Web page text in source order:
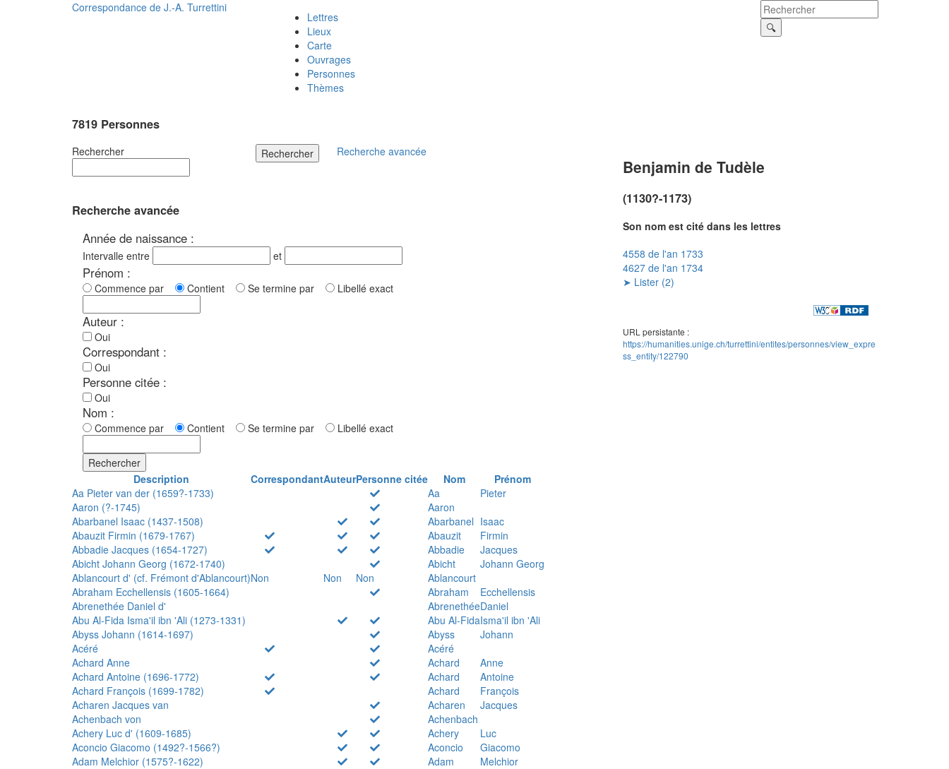
Correspondance de J.-A. Turrettini
Lettres
Lieux
Carte
Ouvrages
Personnes
Thèmes
7819 Personnes
Rechercher Rechercher Recherche avancée
Recherche avancée
Année de naissance :
Intervalle entre et
Prénom :
Commence par Contient Se termine par Libellé exact
Auteur :
Oui
Correspondant :
Oui
Personne citée :
Oui
Nom :
Commence par Contient Se termine par Libellé exact
Rechercher
Description
CorrespondantAuteurPersonne citée Nom
Prénom
Aa Pieter van der (1659?-1733)
Aa
Pieter
Aaron (?-1745)
Aaron
Abarbanel Isaac (1437-1508)
Abarbanel Isaac
Abauzit Firmin (1679-1767)
Abauzit
Firmin
Abbadie Jacques (1654-1727)
Abbadie
Jacques
Abicht Johann Georg (1672-1740)
Abicht
Johann Georg
Ablancourt d' (cf. Frémont d'Ablancourt)Non Non Non
Ablancourt
Abraham Ecchellensis (1605-1664)
Abraham
Ecchellensis
Abrenethée Daniel d'
AbrenethéeDaniel
Abu Al-Fida Isma'il ibn 'Ali (1273-1331)
Abu Al-FidaIsma'il ibn 'Ali
Abyss Johann (1614-1697)
Abyss
Johann
Acéré
Acéré
Achard Anne
Achard
Anne
Achard Antoine (1696-1772)
Achard
Antoine
Achard François (1699-1782)
Achard
François
Acharen Jacques van
Acharen
Jacques
Achenbach von
Achenbach
Achery Luc d' (1609-1685)
Achery
Luc
Aconcio Giacomo (1492?-1566?)
Aconcio
Giacomo
Adam Melchior (1575?-1622)
Adam
Melchior
Benjamin de Tudèle
(1130?-1173)
Son nom est cité dans les lettres
4558 de l'an 1733
4627 de l'an 1734
➤ Lister (2)
URL persistante :
https://humanities.unige.ch/turrettini/entites/personnes/view_expre
ss_entity/122790